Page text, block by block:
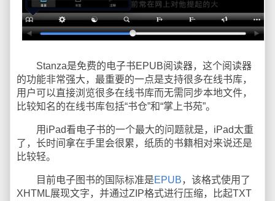
Stanza是免费的电子书EPUB阅读器，这个阅读器
的功能非常强大，最重要的一点是支持很多在线书库，
用户可以直接浏览很多在线书库而无需同步本地文件，
比较知名的在线书库包括“书仓”和“掌上书苑”。
用iPad看电子书的一个最大的问题就是，iPad太重
了，长时间拿在手里会很累，纸质的书籍相对来说还是
比较轻。
目前电子图书的国际标准是EPUB，该格式使用了
XHTML展现文字，并通过ZIP格式进行压缩，比起TXT